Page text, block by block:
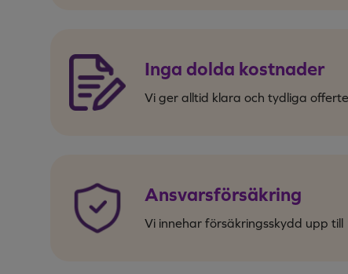
Inga dolda kostnader
Vi ger alltid klara och tydliga
Ansvarsförsäkring
Vi innehar försäkringsskydd upp till